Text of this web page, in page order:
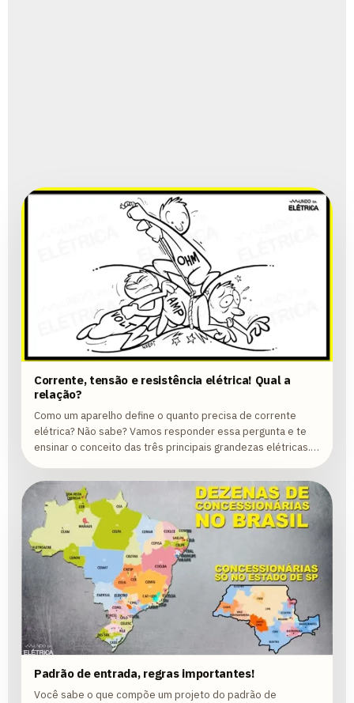
Corrente, tensão e resistência elétrica! Qual a
relação?
Como um aparelho define o quanto precisa de corrente
elétrica? Não sabe? Vamos responder essa pergunta e te
ensinar o conceito das três principais grandezas elétricas.
Venha conferir!
Padrão de entrada, regras importantes!
Você sabe o que compõe um projeto do padrão de